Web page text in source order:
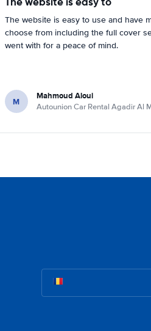
The website is easy to use and have
choose from including the full cover
went with for a peace of mind.
M Mahmoud Aloui
Autounion Car Rental Agadir Al